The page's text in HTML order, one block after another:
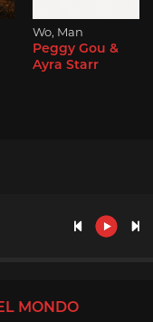
Wo, Man
Peggy Gou &
Ayra Starr
MONDO